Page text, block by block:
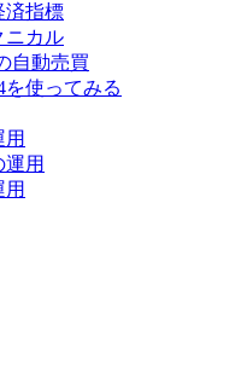
済指標
ニカル
自動売買
を使ってみる
用
運用
用